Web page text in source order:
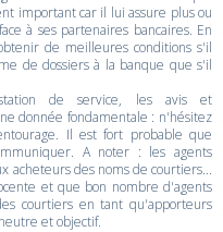
important car il lui assure plus ou
à ses partenaires bancaires. En
de meilleures conditions s'il
de dossiers à la banque que s'il
de service, les avis et
donnée fondamentale : n'hésitez
Il est fort probable que
A noter : les agents
acheteurs des noms de courtiers...
et que bon nombre d'agents
courtiers en tant qu'apporteurs
et objectif.